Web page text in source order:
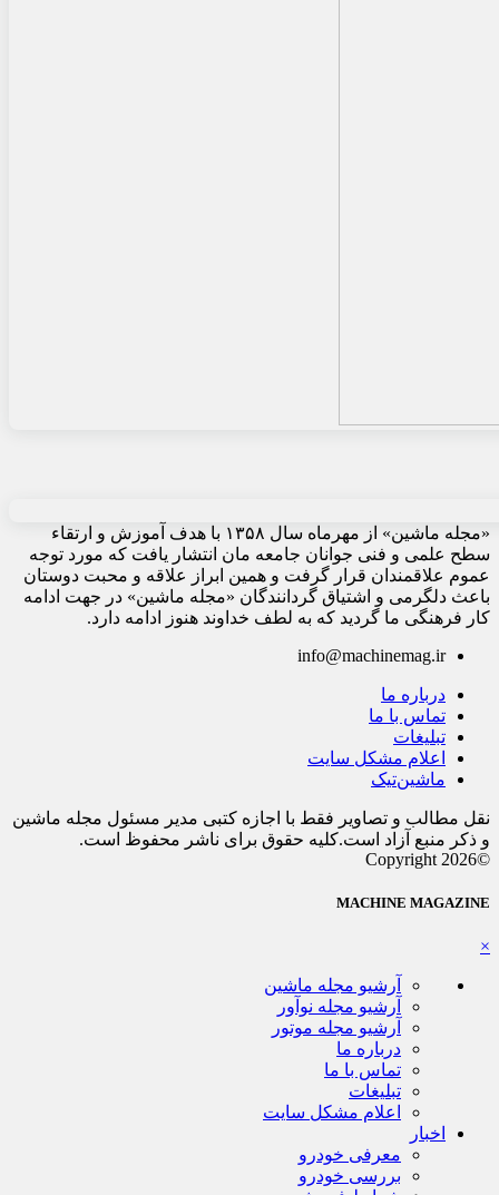
«مجله ماشین» از مهرماه سال ۱۳۵۸ با هدف آموزش و ارتقاء
سطح علمی و فنی جوانان جامعه مان انتشار یافت که مورد توجه
عموم علاقمندان قرار گرفت و همین ابراز علاقه و محبت دوستان
باعث دلگرمی و اشتیاق گردانندگان «مجله ماشین» در جهت ادامه
کار فرهنگی ما گردید که به لطف خداوند هنوز ادامه دارد.
info@machinemag.ir
درباره ما
تماس با ما
تبلیغات
اعلام مشکل سایت
ماشین‌تیک
نقل مطالب و تصاویر فقط با اجازه کتبی مدیر مسئول مجله ماشین
و ذکر منبع آزاد است.کلیه حقوق برای ناشر محفوظ است.
©Copyright 2026
MACHINE MAGAZINE
×
آرشیو مجله ماشین
آرشیو مجله نوآور
آرشیو مجله موتور
درباره ما
تماس با ما
تبلیغات
اعلام مشکل سایت
اخبار
معرفی خودرو
بررسی خودرو